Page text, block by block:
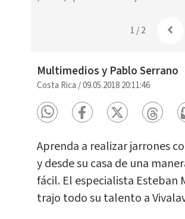
1 /2
Multimedios y Pablo Serrano
Costa Rica /09.05.2018 20:11:46
Aprenda a realizar jarrones
y desde su casa de una
fácil. El especialista Esteban
trajo todo su talento a